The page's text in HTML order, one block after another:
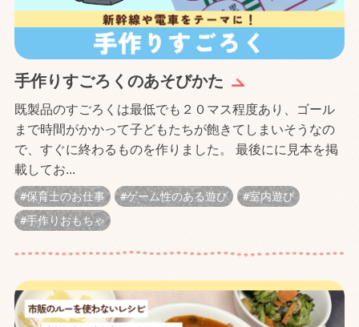
手作りすごろくのあそびかた
既製品のすごろくは最低でも２０マス程度あり、ゴール
まで時間がかかって子どもたちが飽きてしまいそうなの
で、すぐに終わるものを作りました。 最後にに見本を掲
載してお...
保育士のお仕事 ゲーム性のある遊び
室内遊び
手作りおもちゃ